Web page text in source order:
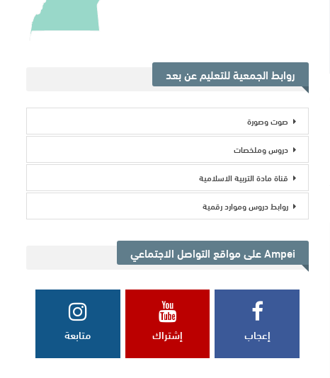
روابط الجمعية للتعليم عن بعد
صوت وصورة
دروس وملخصات
قناة مادة التربية الاسلامية
روابط دروس وموارد رقمية
Ampei على مواقع التواصل الاجتماعي
إعجاب إشتراك متابعة